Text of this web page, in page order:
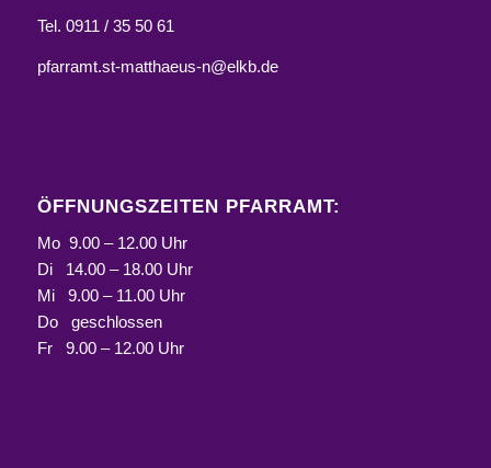
Tel. 0911 / 35 50 61
pfarramt.st-matthaeus-n@elkb.de
ÖFFNUNGSZEITEN PFARRAMT:
Mo 9.00 – 12.00 Uhr
Di 14.00 – 18.00 Uhr
Mi 9.00 – 11.00 Uhr
Do geschlossen
Fr 9.00 – 12.00 Uhr